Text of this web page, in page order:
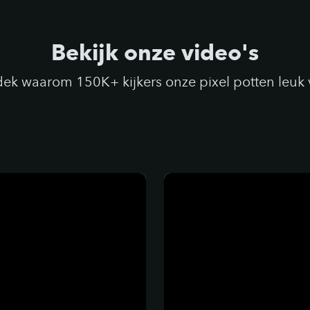
Bekijk onze video's
waarom 150K+ kijkers onze pixel potten leuk